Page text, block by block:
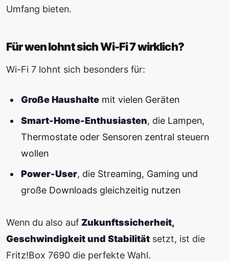
Umfang bieten.
Für wen lohnt sich Wi-Fi 7 wirklich?
Wi-Fi 7 lohnt sich besonders für:
Große Haushaltemit vielen Geräten
Smart-Home-Enthusiasten, die Lampen,
Thermostate oder Sensoren zentral steuern
wollen
Power-User, die Streaming, Gaming und
große Downloads gleichzeitig nutzen
Wenn du also auf Zukunftssicherheit,
Geschwindigkeit und Stabilität setzt, ist die
Fritz!Box 7690 die perfekte Wahl.